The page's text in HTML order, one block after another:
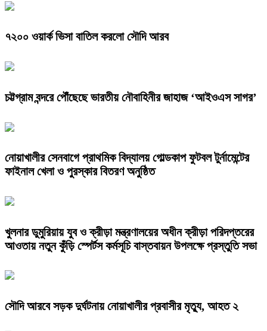
৭২০০ ওয়ার্ক ভিসা বাতিল করলো সৌদি আরব
চট্টগ্রাম বন্দরে পৌঁছেছে ভারতীয় নৌবাহিনীর জাহাজ ‘আইওএস সাগর’
নোয়াখালীর সেনবাগে প্রাথমিক বিদ্যালয় গোল্ডকাপ ফুটবল টুর্নামেন্টের
ফাইনাল খেলা ও পুরস্কার বিতরণ অনুষ্ঠিত
খুলনার ডুমুরিয়ায় যুব ও ক্রীড়া মন্ত্রণালয়ের অধীন ক্রীড়া পরিদপ্তরের
আওতায় নতুন কুঁড়ি স্পের্টস কর্মসূচি বাস্তবায়ন উপলক্ষে প্রস্তুতি সভা
সৌদি আরবে সড়ক দুর্ঘটনায় নোয়াখালীর প্রবাসীর মৃত্যু, আহত ২